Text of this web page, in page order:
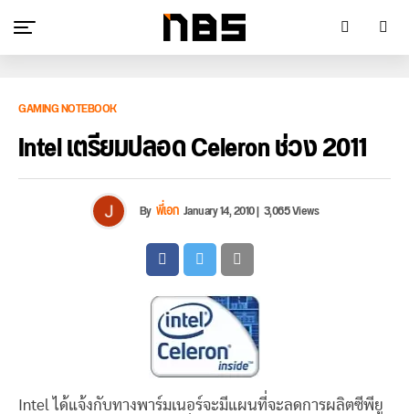
GAMING NOTEBOOK
Intel เตรียมปลอด Celeron ช่วง 2011
By พี่เอก January 14, 2010| 3,065 Views
Intel ได้แจ้งกับทางพาร์มเนอร์จะมีแผนที่จะลดการผลิตซีพียู